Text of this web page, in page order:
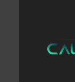
contenuto